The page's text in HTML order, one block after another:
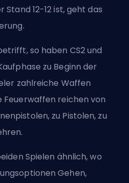
Stand 12-12 ist, geht das
so haben CS2 und
zu Beginn der
zahlreiche Waffen
Feuerwaffen reichen von
zu Pistolen, zu
Spielen ähnlich, wo
Gehen,